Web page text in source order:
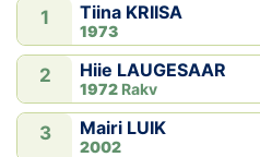
1 Tiina KRIISA
1973
2 Hiie LAUGESAAR
1972 Rakv
3 Mairi LUIK
2002